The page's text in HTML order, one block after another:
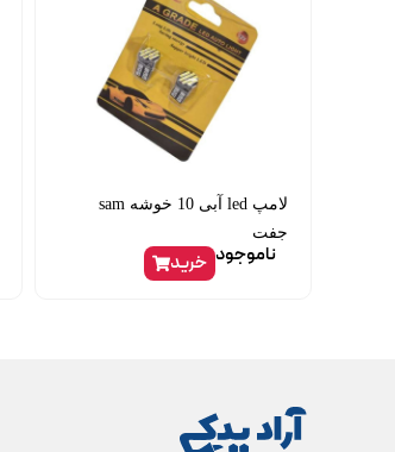
لامپ led آبی 10 خوشه sam
جفت
ناموجود خرید